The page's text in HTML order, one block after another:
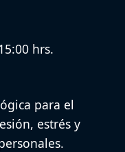
hrs.
para el
estrés y